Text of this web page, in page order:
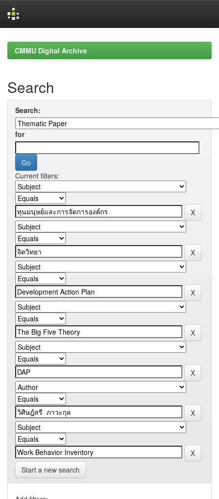
navigationCMMU Digital Archive
Search
Search:
for
Current filters:
Start a new search